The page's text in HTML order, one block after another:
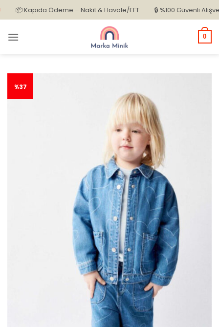
İçeriğe
atla
Kapıda Ödeme – Nakit & Havale/EFT 🔒 %100 Güvenli Alışveriş
0
%37